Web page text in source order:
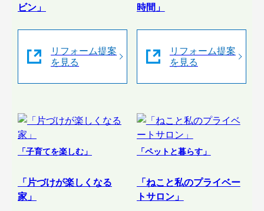
ビン」
リフォーム提案
を見る
時間」
リフォーム提案
を見る
「子育てを楽しむ」
「片づけが楽しくなる
家」
「ペットと暮らす」
「ねこと私のプライベー
トサロン」